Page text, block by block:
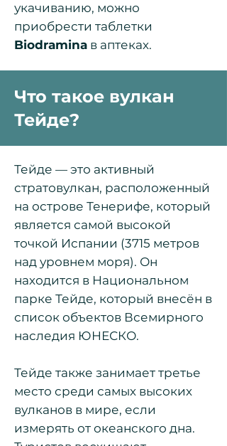
укачиванию, можно
приобрести таблетки
Biodramina в аптеках.
Что такое вулкан
Тейде?
Тейде — это активный
стратовулкан, расположенный
на острове Тенерифе, который
является самой высокой
точкой Испании (3715 метров
над уровнем моря). Он
находится в Национальном
парке Тейде, который внесён в
список объектов Всемирного
наследия ЮНЕСКО.
Тейде также занимает третье
место среди самых высоких
вулканов в мире, если
измерять от океанского дна.